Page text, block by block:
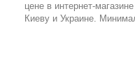
цене в интернет-
Киеву и Украине.